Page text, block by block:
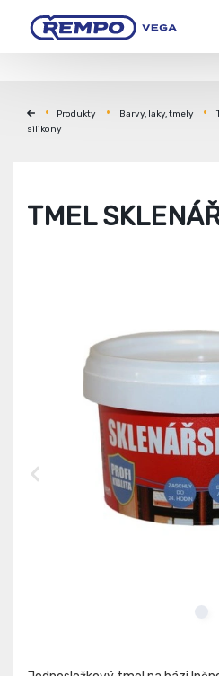
Produkty Barvy, laky, tmely
silikony
TMEL